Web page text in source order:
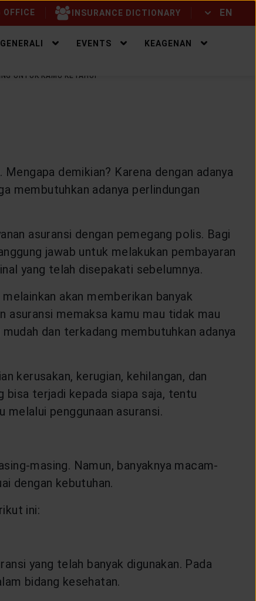
OFFICE INSURANCE DICTIONARY EN
EVENTS KEAGENAN
UNTUK KAMU KETAHUI
demikian? Karena dengan adanya
membutuhkan adanya perlindungan
asuransi dengan pemegang polis. Bagi
jawab untuk melakukan pembayaran
yang telah disepakati sebelumnya.
akan memberikan banyak
asuransi memaksa kamu mau tidak mau
dan terkadang membutuhkan adanya
kerusakan, kerugian, kehilangan, dan
terjadi kepada siapa saja, tentu
melalui penggunaan asuransi.
masing. Namun, banyaknya macam-
dengan kebutuhan.
ini:
yang telah banyak digunakan. Pada
bidang kesehatan.
ID EN